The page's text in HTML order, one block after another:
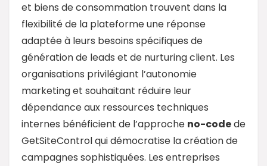
et biens de consommation trouvent dans la
flexibilité de la plateforme une réponse
adaptée à leurs besoins spécifiques de
génération de leads et de nurturing client. Les
organisations privilégiant l’autonomie
marketing et souhaitant réduire leur
dépendance aux ressources techniques
internes bénéficient de l’approche no-codede
GetSiteControl qui démocratise la création de
campagnes sophistiquées. Les entreprises